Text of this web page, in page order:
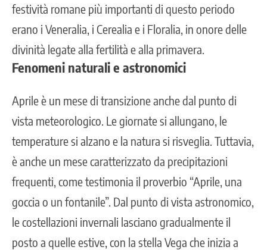
festività romane più importanti di questo periodo
erano i Veneralia, i Cerealia e i Floralia, in onore delle
divinità legate alla fertilità e alla primavera.
Fenomeni naturali e astronomici
Aprile è un mese di transizione anche dal punto di
vista meteorologico. Le giornate si allungano, le
temperature si alzano e la natura si risveglia. Tuttavia,
è anche un mese caratterizzato da precipitazioni
frequenti, come testimonia il proverbio “Aprile, una
goccia o un fontanile”. Dal punto di vista astronomico,
le costellazioni invernali lasciano gradualmente il
posto a quelle estive, con la stella Vega che inizia a